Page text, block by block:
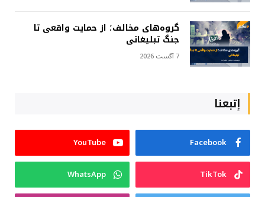
گروه‌های مخالف؛ از حمایت واقعی تا
جنگ تبلیغاتی
7 آگست 2026
إتبعنا
Facebook
YouTube
TikTok
WhatsApp